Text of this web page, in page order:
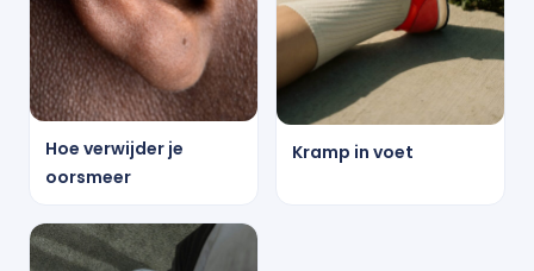
Hoe verwijder je
oorsmeer
Kramp in voet